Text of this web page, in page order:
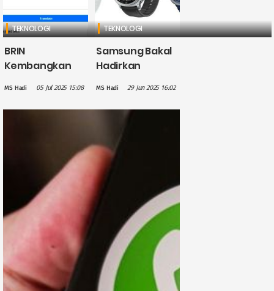
TEKNOLOGI
BRIN
Kembangkan
Berbasis AI
untuk Bahasa
Bahasa Daerah
MS Hadi 05 Jul 2025 15:08
TEKNOLOGI
Samsung Bakal
Hadirkan
Premium untuk
Galaxy Watch
MS Hadi 29 Jun 2025 16:02